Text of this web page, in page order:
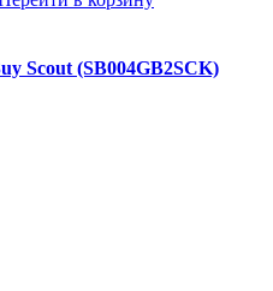
Scout (SB004GB2SCK)